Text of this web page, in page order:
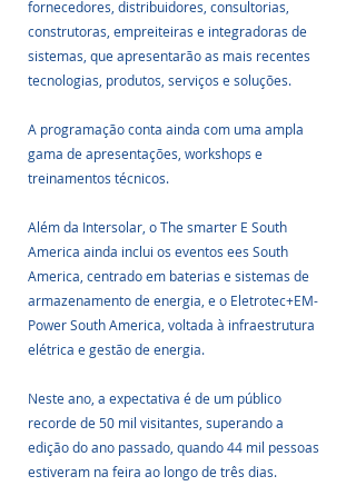
fornecedores, distribuidores, consultorias,
construtoras, empreiteiras e integradoras de
sistemas, que apresentarão as mais recentes
tecnologias, produtos, serviços e soluções.
A programação conta ainda com uma ampla
gama de apresentações, workshops e
treinamentos técnicos.
Além da Intersolar, o The smarter E South
America ainda inclui os eventos ees South
America, centrado em baterias e sistemas de
armazenamento de energia, e o Eletrotec+EM-
Power South America, voltada à infraestrutura
elétrica e gestão de energia.
Neste ano, a expectativa é de um público
recorde de 50 mil visitantes, superando a
edição do ano passado, quando 44 mil pessoas
estiveram na feira ao longo de três dias.